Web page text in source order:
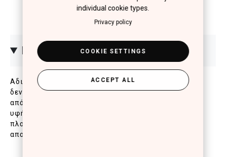
ΠΕΡΙΓΡΑΦΗ
Αδιάβροχο, μαλακό μολύβι χειλιών με σύνθεση που
δεν μουτζουρώνει, δεν ξεθωριάζει και δεν φεύγει
από το περίγραμμα των χειλιών. Διαθέτει μαλακή
υφή για super εύκολη εφαρμογή, προσφέροντας
πλούσιο, γεμάτο χρώμα και ομοιόμορφο
αποτέλεσμα.
individual cookie types.
Privacy policy
COOKIE SETTINGS
ACCEPT ALL